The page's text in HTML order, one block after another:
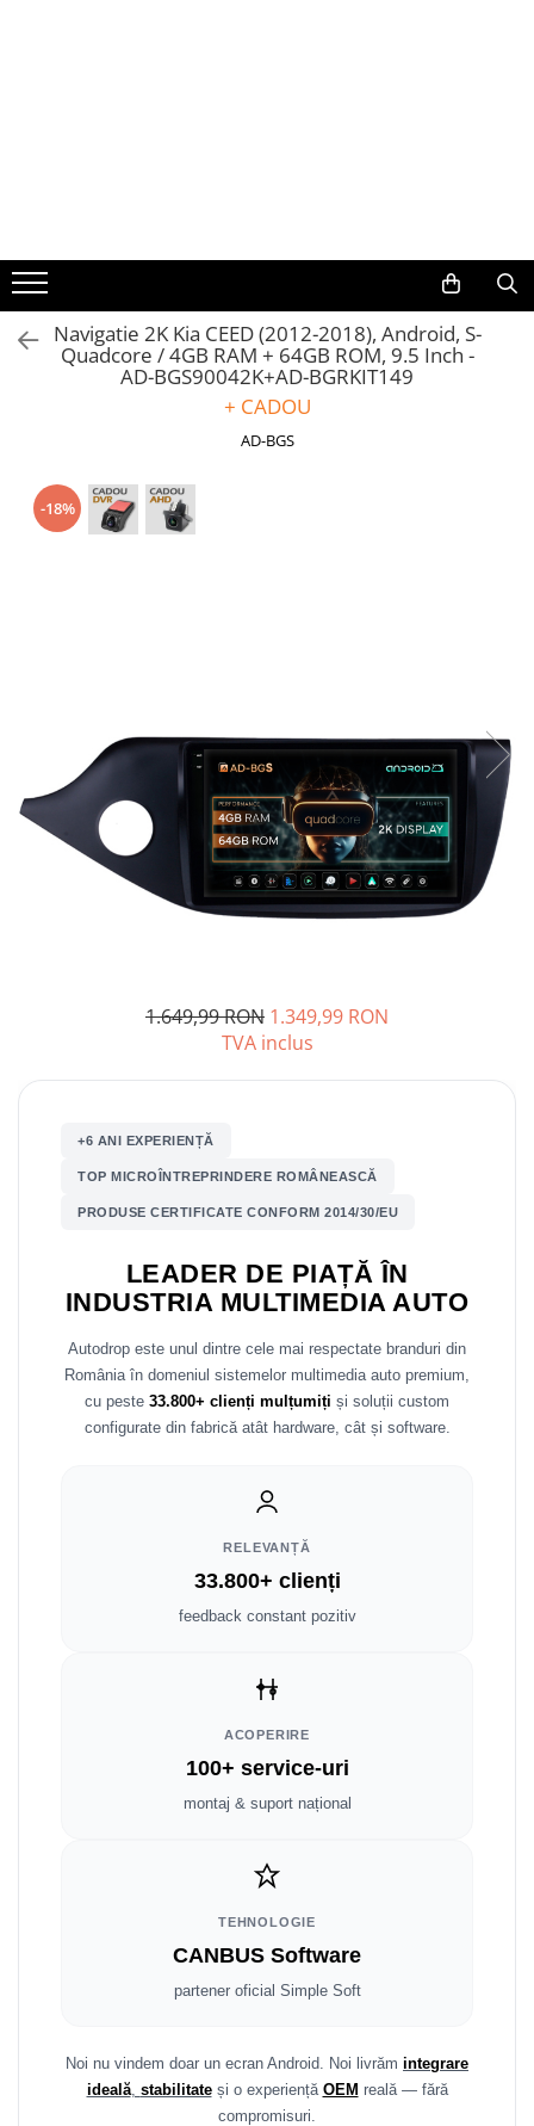
Volkswagen
Audi
Skoda
Toyota
Mitsubishi
Dodge
Navigatie 2K Kia CEED (2012-2018), Android, S-
Quadcore / 4GB RAM + 64GB ROM, 9.5 Inch -
AD-BGS90042K+AD-BGRKIT149
+ CADOU
AD-BGS
-18%
1.649,99 RON 1.349,99 RON
TVA inclus
+6 ANI EXPERIENȚĂ
TOP MICROÎNTREPRINDERE ROMÂNEASCĂ
PRODUSE CERTIFICATE CONFORM 2014/30/EU
LEADER DE PIAȚĂ ÎN
INDUSTRIA MULTIMEDIA AUTO
Autodrop este unul dintre cele mai respectate branduri din
România în domeniul sistemelor multimedia auto premium,
cu peste 33.800+ clienți mulțumiți și soluții custom
configurate din fabrică atât hardware, cât și software.
RELEVANȚĂ
33.800+ clienți
feedback constant pozitiv
ACOPERIRE
100+ service-uri
montaj & suport național
TEHNOLOGIE
CANBUS Software
partener oficial Simple Soft
Noi nu vindem doar un ecran Android. Noi livrăm integrare
ideală, stabilitateși o experiență OEM reală — fără
compromisuri.